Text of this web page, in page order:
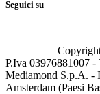
Seguici su
P.Iva 03976881007
Mediamond S.p.A. -
Amsterdam (Paesi